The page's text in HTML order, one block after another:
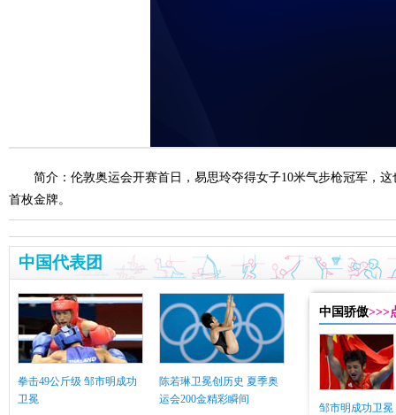
简介：伦敦奥运会开赛首日，易思玲夺得女子10米气步枪冠军，
首枚金牌。
中国代表团
拳击49公斤级 邹市明成功
卫冕
陈若琳卫冕创历史 夏季奥
运会200金精彩瞬间
中国骄傲>>>
邹市明成功卫冕